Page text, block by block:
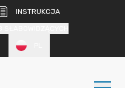
INSTRUKCJA